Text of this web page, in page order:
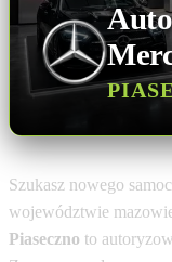
Szukasz nowego
województwie
Piaseczno to